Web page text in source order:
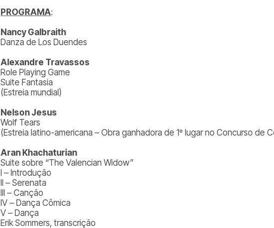
PROGRAMA:
Nancy Galbraith
Danza de Los Duendes
Alexandre Travassos
Role Playing Game
Suite Fantasia
(Estreia mundial)
Nelson Jesus
Wolf Tears
(Estreia latino-americana – Obra ganhadora de 1º lugar no Concurso de
Aran Khachaturian
Suite sobre “The Valencian Widow”
I – Introdução
II – Serenata
III – Canção
IV – Dança Cômica
V – Dança
Erik Sommers, transcrição